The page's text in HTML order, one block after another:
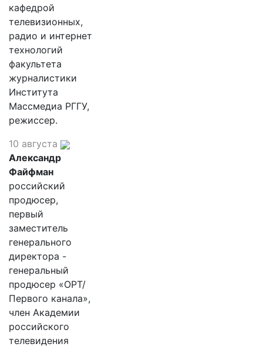
кафедрой
телевизионных,
радио и интернет
технологий
факультета
журналистики
Института
Массмедиа РГГУ,
режиссер.
10 августа
Александр
Файфман
российский
продюсер,
первый
заместитель
генерального
директора -
генеральный
продюсер «ОРТ/
Первого канала»,
член Академии
российского
телевидения